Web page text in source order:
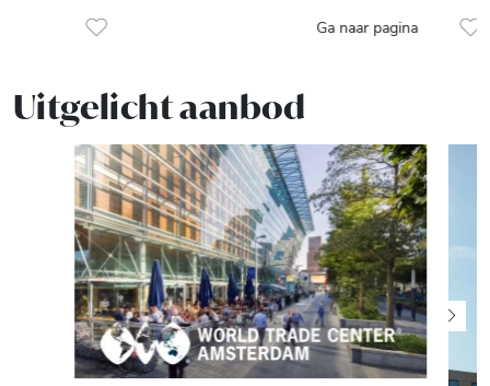
Ga naar pagina
Uitgelicht aanbod